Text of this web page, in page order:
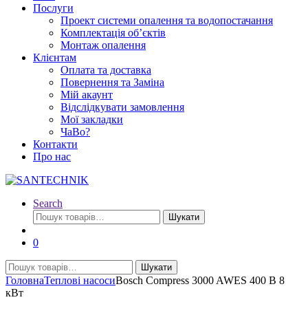
Послуги
Проект системи опалення та водопостачання
Комплектація об’єктів
Монтаж опалення
Клієнтам
Оплата та доставка
Повернення та Заміна
Мій акаунт
Відслідкувати замовлення
Мої закладки
ЧаВо?
Контакти
Про нас
Search
Шукати:
Шукати
0
Шукати:
Шукати
ГоловнаТеплові насосиBosch Compress 3000 AWES 400 В 8
кВт